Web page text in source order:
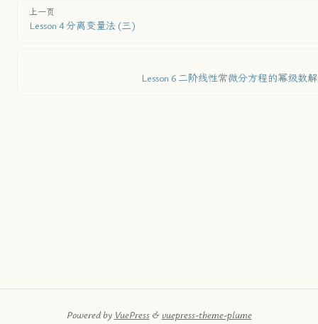
上一页
Lesson 4 分离变量法 (三)
Lesson 6 二阶线性常微分方程的幂级数
Powered by VuePress&vuepress-theme-plume